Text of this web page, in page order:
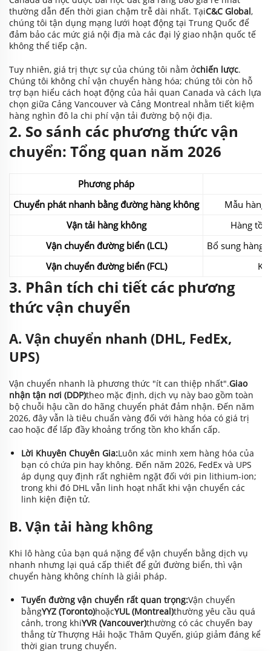
thường dẫn đến thời gian chậm trễ dài nhất. TạiC&C Global,
chúng tôi tận dụng mạng lưới hoạt động tại Trung Quốc để
đảm bảo các mức giá nội địa mà các đại lý giao nhận quốc tế
không thể tiếp cận.
Tuy nhiên, giá trị thực sự của chúng tôi nằm ởchiến lược.
Chúng tôi không chỉ vận chuyển hàng hóa; chúng tôi còn hỗ
trợ bạn hiểu cách hoạt động của hải quan Canada và cách lựa
chọn giữa Cảng Vancouver và Cảng Montreal nhằm tiết kiệm
hàng nghìn đô la chi phí vận tải đường bộ nội địa.
2. So sánh các phương thức vận
chuyển: Tổng quan năm 2026
Phương pháp
Chuyển phát nhanh bằng đường hàng không
Mẫu hàng
Vận tải hàng không
Hàng
Vận chuyển đường biển (LCL)
Bổ sung hàng
Vận chuyển đường biển (FCL)
3. Phân tích chi tiết các phương
thức vận chuyển
A. Vận chuyển nhanh (DHL, FedEx,
UPS)
Vận chuyển nhanh là phương thức "ít can thiệp nhất".Giao
nhận tận nơi (DDP)theo mặc định, dịch vụ này bao gồm toàn
bộ chuỗi hậu cần do hãng chuyển phát đảm nhận. Đến năm
2026, đây vẫn là tiêu chuẩn vàng đối với hàng hóa có giá trị
cao hoặc để lấp đầy khoảng trống tồn kho khẩn cấp.
Lời Khuyên Chuyên Gia:Luôn xác minh xem hàng hóa của
bạn có chứa pin hay không. Đến năm 2026, FedEx và UPS
áp dụng quy định rất nghiêm ngặt đối với pin lithium-ion;
trong khi đó DHL vẫn linh hoạt nhất khi vận chuyển các
linh kiện điện tử.
B. Vận tải hàng không
Khi lô hàng của bạn quá nặng để vận chuyển bằng dịch vụ
nhanh nhưng lại quá cấp thiết để gửi đường biển, thì vận
chuyển hàng không chính là giải pháp.
Tuyến đường vận chuyển rất quan trọng:Vận chuyển
bằngYYZ (Toronto)hoặcYUL (Montreal)thường yêu cầu quá
cảnh, trong khiYVR (Vancouver)thường có các chuyến bay
thẳng từ Thượng Hải hoặc Thâm Quyến, giúp giảm đáng kể
thời gian trung chuyển.